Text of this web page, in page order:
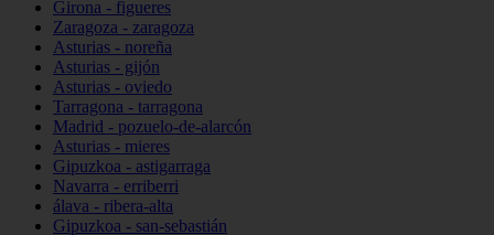
Girona - figueres
Zaragoza - zaragoza
Asturias - noreña
Asturias - gijón
Asturias - oviedo
Tarragona - tarragona
Madrid - pozuelo-de-alarcón
Asturias - mieres
Gipuzkoa - astigarraga
Navarra - erriberri
álava - ribera-alta
Gipuzkoa - san-sebastián